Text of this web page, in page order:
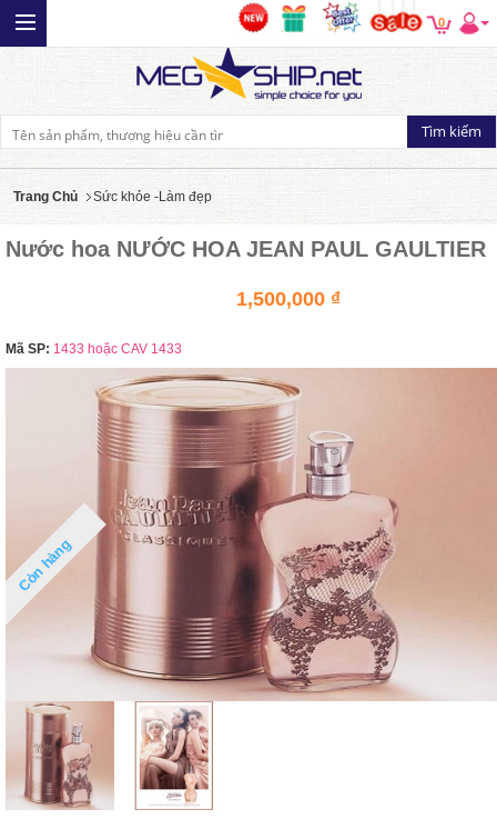
0
Trang Chủ Sức khỏe -Làm đẹp
Nước hoa NƯỚC HOA JEAN PAUL GAULTIER
1,500,000 ₫
Mã SP: 1433 hoặc CAV 1433
Còn hàng